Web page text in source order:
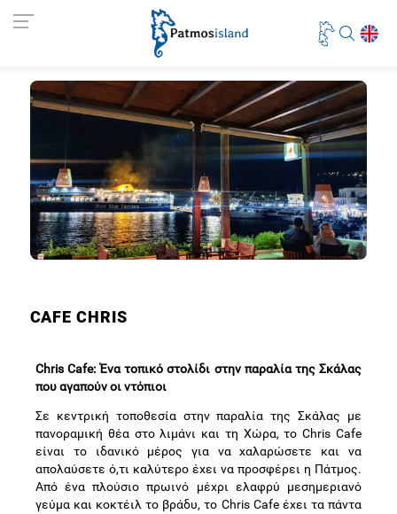
CAFE CHRIS
Chris Cafe: Ένα τοπικό στολίδι στην παραλία της Σκάλας
που αγαπούν οι ντόπιοι
Σε κεντρική τοποθεσία στην παραλία της Σκάλας με
πανοραμική θέα στο λιμάνι και τη Χώρα, το Chris Cafe
είναι το ιδανικό μέρος για να χαλαρώσετε και να
απολαύσετε ό,τι καλύτερο έχει να προσφέρει η Πάτμος.
Από ένα πλούσιο πρωινό μέχρι ελαφρύ μεσημεριανό
γεύμα και κοκτέιλ το βράδυ, το Chris Cafe έχει τα πάντα